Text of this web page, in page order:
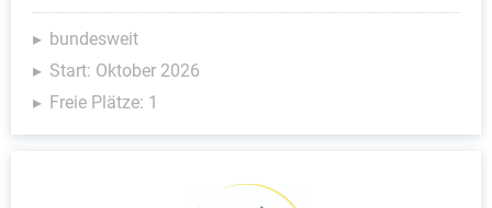
bundesweit
Start: Oktober 2026
Freie Plätze: 1